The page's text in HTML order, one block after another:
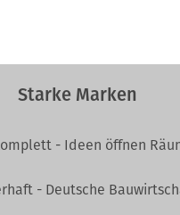
Starke Marken